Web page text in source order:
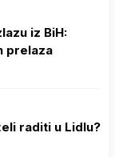
iz BiH:
prelaza
raditi u Lidlu?